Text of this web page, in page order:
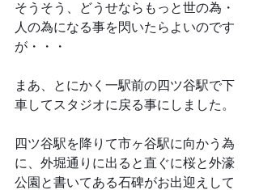
そうそう、どうせならもっと世の為・
人の為になる事を閃いたらよいのです
が・・・
まあ、とにかく一駅前の四ツ谷駅で下
車してスタジオに戻る事にしました。
四ツ谷駅を降りて市ヶ谷駅に向かう為
に、外堀通りに出ると直ぐに桜と外濠
公園と書いてある石碑がお出迎えして